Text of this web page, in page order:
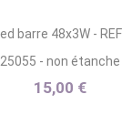
led barre 48x3W - REF
25055 - non étanche
15,00 €